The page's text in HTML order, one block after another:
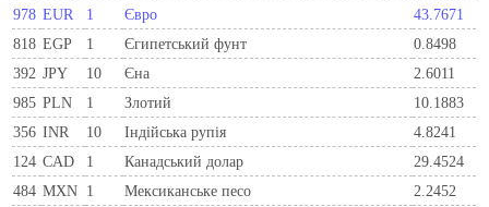
978 EUR 1 Євро
43.7671
818 EGP 1 Єгипетський фунт
0.8498
392 JPY 10 Єна
2.6011
985 PLN 1 Злотий
10.1883
356 INR 10 Індійська рупія
4.8241
124 CAD 1 Канадський долар
29.4524
484 MXN 1 Мексиканське песо
2.2452